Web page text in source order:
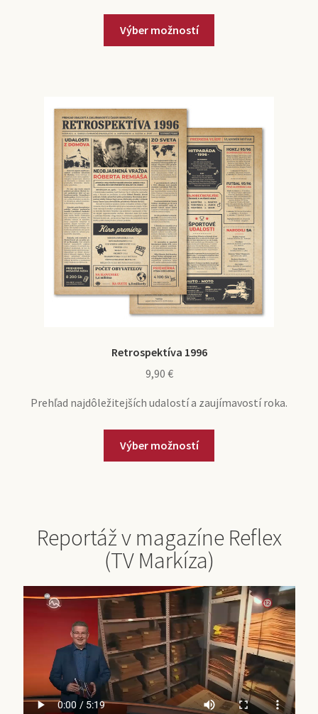
Výber možností
Retrospektíva 1996
9,90 €
Prehľad najdôležitejších udalostí a zaujímavostí roka.
Výber možností
Reportáž v magazíne Reflex
(TV Markíza)